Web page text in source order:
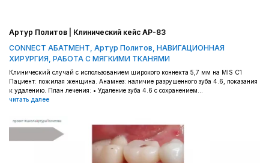
Артур Политов | Клинический кейс AP-83
CONNECT АБАТМЕНТ Артур Политов НАВИГАЦИОННАЯ
ХИРУРГИЯ РАБОТА С МЯГКИМИ ТКАНЯМИ
Клинический случай с использованием широкого коннекта 5,7 мм на MIS C1
Пациент: пожилая женщина. Анамнез: наличие разрушенного зуба 4.6, показания
к удалению. План лечения: • Удаление зуба 4.6 с сохранением...
читать далее